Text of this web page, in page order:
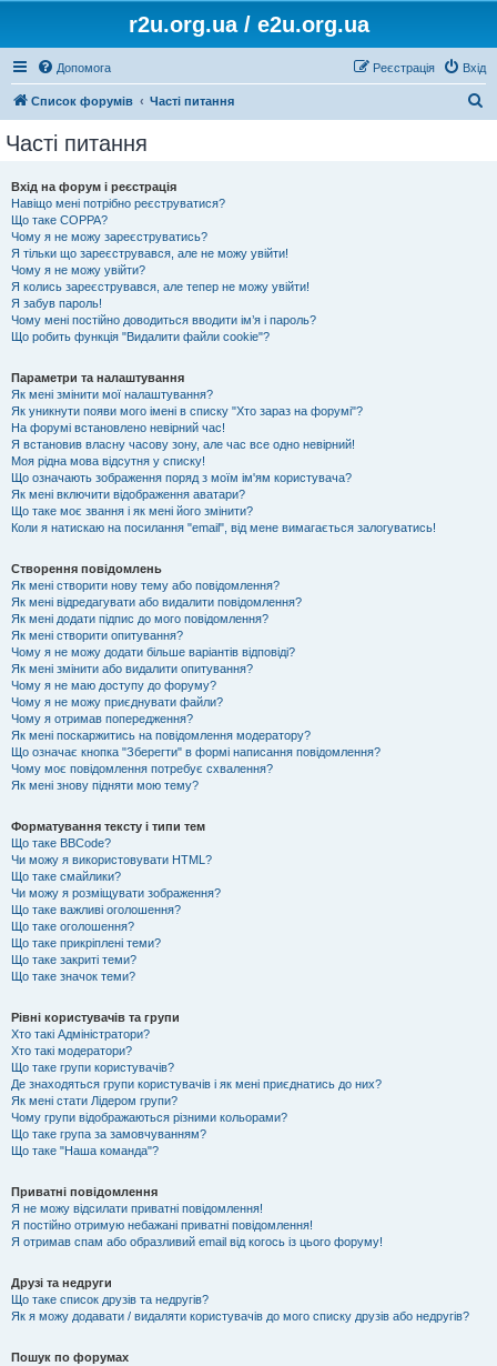
r2u.org.ua / e2u.org.ua
Допомога Вхід
Реєстрація
Список форумів Часті питання
Часті питання
Вхід на форум і реєстрація
Навіщо мені потрібно реєструватися?
Що таке COPPA?
Чому я не можу зареєструватись?
Я тільки що зареєструвався, але не можу увійти!
Чому я не можу увійти?
Я колись зареєструвався, але тепер не можу увійти!
Я забув пароль!
Чому мені постійно доводиться вводити ім’я і пароль?
Що робить функція "Видалити файли cookie"?
Параметри та налаштування
Як мені змінити мої налаштування?
Як уникнути появи мого імені в списку "Хто зараз на форумі"?
На форумі встановлено невірний час!
Я встановив власну часову зону, але час все одно невірний!
Моя рідна мова відсутня у списку!
Що означають зображення поряд з моїм ім'ям користувача?
Як мені включити відображення аватари?
Що таке моє звання і як мені його змінити?
Коли я натискаю на посилання "email", від мене вимагається залогуватись!
Створення повідомлень
Як мені створити нову тему або повідомлення?
Як мені відредагувати або видалити повідомлення?
Як мені додати підпис до мого повідомлення?
Як мені створити опитування?
Чому я не можу додати більше варіантів відповіді?
Як мені змінити або видалити опитування?
Чому я не маю доступу до форуму?
Чому я не можу приєднувати файли?
Чому я отримав попередження?
Як мені поскаржитись на повідомлення модератору?
Що означає кнопка "Зберегти" в формі написання повідомлення?
Чому моє повідомлення потребує схвалення?
Як мені знову підняти мою тему?
Форматування тексту і типи тем
Що таке BBCode?
Чи можу я використовувати HTML?
Що таке смайлики?
Чи можу я розміщувати зображення?
Що таке важливі оголошення?
Що таке оголошення?
Що таке прикріплені теми?
Що таке закриті теми?
Що таке значок теми?
Рівні користувачів та групи
Хто такі Адміністратори?
Хто такі модератори?
Що таке групи користувачів?
Де знаходяться групи користувачів і як мені приєднатись до них?
Як мені стати Лідером групи?
Чому групи відображаються різними кольорами?
Що таке група за замовчуванням?
Що таке "Наша команда"?
Приватні повідомлення
Я не можу відсилати приватні повідомлення!
Я постійно отримую небажані приватні повідомлення!
Я отримав спам або образливий email від когось із цього форуму!
Друзі та недруги
Що таке список друзів та недругів?
Як я можу додавати / видаляти користувачів до мого списку друзів або недругів?
Пошук по форумах